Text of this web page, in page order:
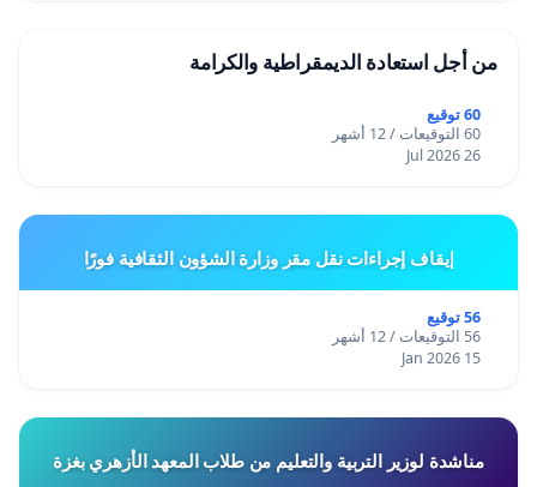
من أجل استعادة الديمقراطية والكرامة
60 توقيع
60 التوقيعات / 12 أشهر
26 Jul 2026
إيقاف إجراءات نقل مقر وزارة الشؤون الثقافية فورًا
56 توقيع
56 التوقيعات / 12 أشهر
15 Jan 2026
مناشدة لوزير التربية والتعليم من طلاب المعهد الأزهري بغزة